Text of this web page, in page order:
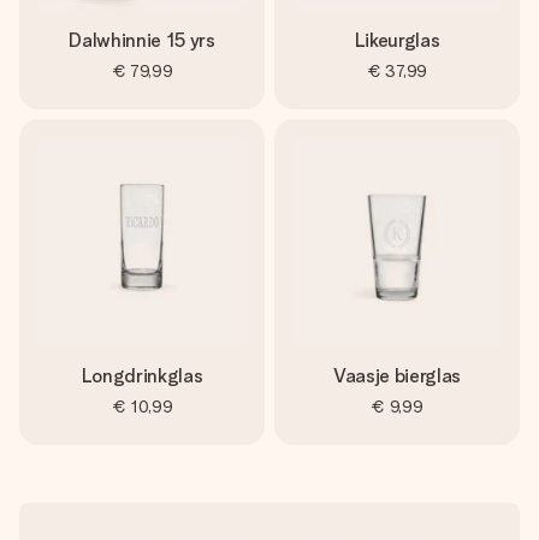
Dalwhinnie 15 yrs
€ 79,99
Likeurglas
€ 37,99
Longdrinkglas
€ 10,99
Vaasje bierglas
€ 9,99